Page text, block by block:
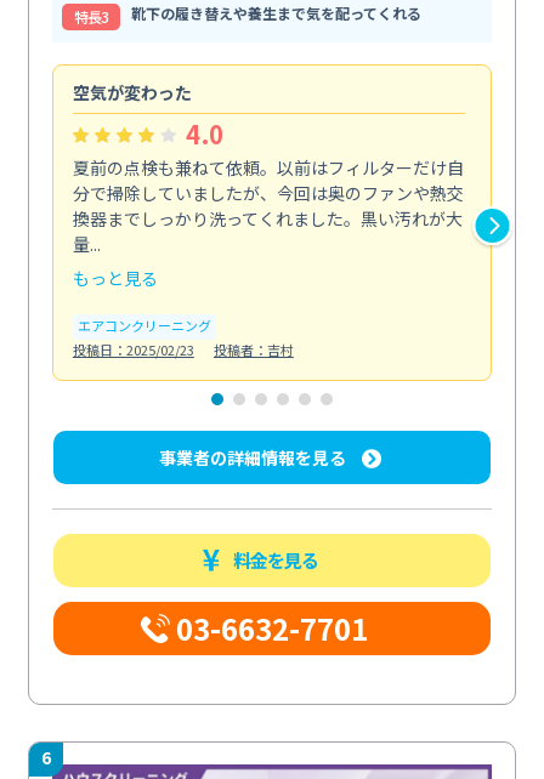
特⻑3
靴下の履き替えや養生まで気を配ってくれる
空気が変わった
4.0
夏前の点検も兼ねて依頼。以前はフィルターだけ自
分で掃除していましたが、今回は奥のファンや熱交
換器までしっかり洗ってくれました。黒い汚れが大
量...
もっと見る
エアコンクリーニング
投稿日：2025/02/23
投稿者：吉村
事業者の詳細情報を見る
料金を見る
03-6632-7701
6